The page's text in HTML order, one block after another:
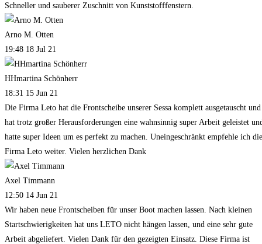
Schneller und sauberer Zuschnitt von Kunststofffenstern.
Arno M. Otten
19:48 18 Jul 21
HHmartina Schönherr
18:31 15 Jun 21
Die Firma Leto hat die Frontscheibe unserer Sessa komplett ausgetauscht und
hat trotz großer Herausforderungen eine wahnsinnig super Arbeit geleistet
hatte super Ideen um es perfekt zu machen. Uneingeschränkt empfehle ich die
Firma Leto weiter. Vielen herzlichen Dank
Axel Timmann
12:50 14 Jun 21
Wir haben neue Frontscheiben für unser Boot machen lassen. Nach kleinen
Startschwierigkeiten hat uns LETO nicht hängen lassen, und eine sehr gute
Arbeit abgeliefert. Vielen Dank für den gezeigten Einsatz. Diese Firma ist